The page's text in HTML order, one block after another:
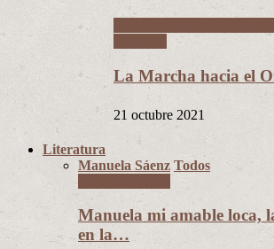
La Marcha hacia el
21 octubre 2021
Literatura
Manuela Sáenz Todos
Manuela mi amable loca,
en la…